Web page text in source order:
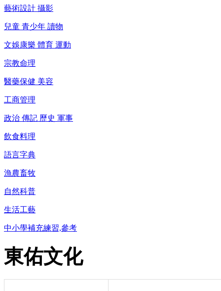
藝術設計 攝影
兒童 青少年 讀物
文娛康樂 體育 運動
宗教命理
醫藥保健 美容
工商管理
政治 傳記 歷史 軍事
飲食料理
語言字典
漁農畜牧
自然科普
生活工藝
中小學補充練習,參考
東佑文化